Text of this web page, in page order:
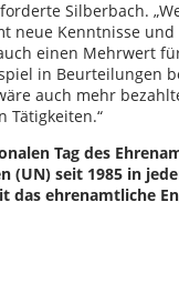
Silberbach.
neue Kenntnisse und
einen Mehrwert
in Beurteilungen
auch mehr
Tätigkeiten.“
Tag des
(UN) seit 1985 in
das ehrenamtliche